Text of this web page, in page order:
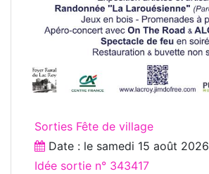
Sorties Fête de village
Date : le samedi 15 août 2026
Idée sortie n° 343417